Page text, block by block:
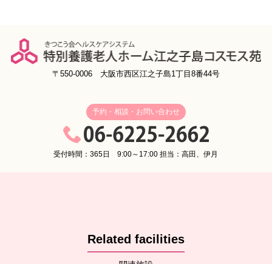
〒550-0006 大阪市西区江之子島1丁目8番44号
予約・相談・お問い合わせ
受付時間：365日 9:00～17:00 担当：高田、伊月
Related facilities